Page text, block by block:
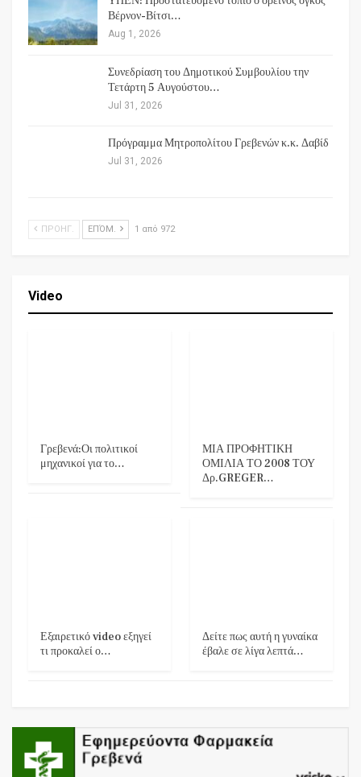
Βέρνον-Βίτσι…
Aug 1, 2026
Συνεδρίαση του Δημοτικού Συμβουλίου την
Τετάρτη 5 Αυγούστου…
Jul 31, 2026
Πρόγραμμα Μητροπολίτου Γρεβενών κ.κ. Δαβίδ
Jul 31, 2026
ΠΡΟΗΓ. ΕΠΌΜ. 1 από 972
Video
Γρεβενά:Οι πολιτικοί
μηχανικοί για το…
ΜΙΑ ΠΡΟΦΗΤΙΚΗ
ΟΜΙΛΙΑ ΤΟ 2008 ΤΟΥ
Δρ.GREGER…
Εξαιρετικό video εξηγεί
τι προκαλεί ο…
Δείτε πως αυτή η γυναίκα
έβαλε σε λίγα λεπτά…